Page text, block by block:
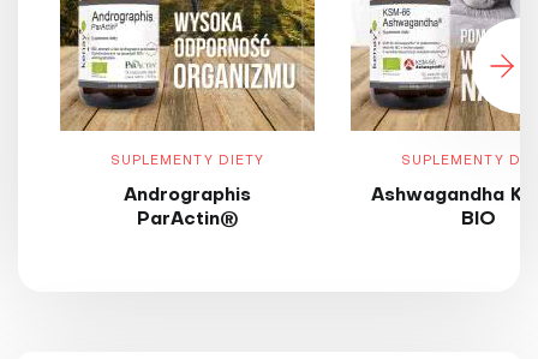
SUPLEMENTY DIETY
Andrographis
ParActin®
SUPLEMENTY
Ashwagandha
BIO